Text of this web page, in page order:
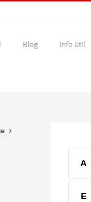
Blog Info útil
A
E